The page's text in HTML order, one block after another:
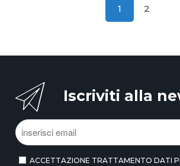
1 2
Iscriviti alla
ACCETTAZIONE TRATTAMENTO DATI